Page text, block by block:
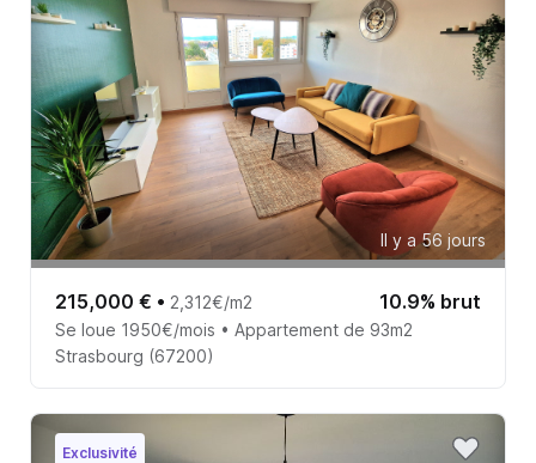
Il y a 56 jours
215,000 € • 2,312€/m2 10.9% brut
Se loue 1950€/mois • Appartement de 93m2
Strasbourg (67200)
Exclusivité